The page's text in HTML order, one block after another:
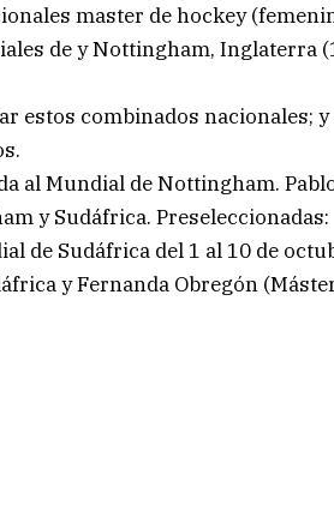
master de hockey
de y Nottingham, Inglaterra
estos combinados nacionales; y
al Mundial de Nottingham.
y Sudáfrica. Preseleccionadas:
de Sudáfrica del 1 al 10 de
y Fernanda Obregón